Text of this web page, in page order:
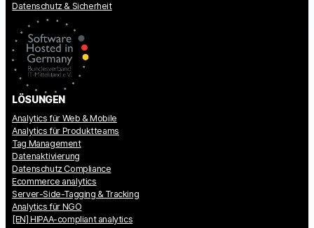
Datenschutz & Sicherheit
LÖSUNGEN
Analytics für Web & Mobile
Analytics für Produktteams
Tag Management
Datenaktivierung
Datenschutz Compliance
Ecommerce analytics
Server-Side-Tagging & Tracking
Analytics für NGO
[EN] HIPAA-compliant analytics